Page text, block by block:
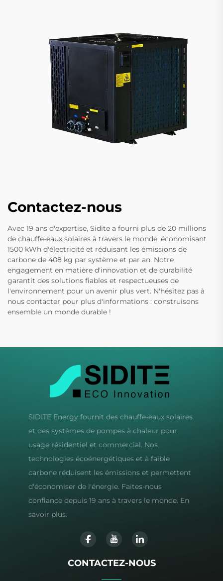
Contactez-nous
Avec 19 ans d'expertise, Sidite a fourni plus de 20 millions
de chauffe-eaux solaires à travers le monde, économisant
1500 kWh d'électricité et réduisant les émissions de
carbone de 408 kg par système et par an. Notre
engagement en matière d'innovation et de durabilité
garantit des solutions fiables et respectueuses de
l'environnement pour un avenir plus vert. N'hésitez pas à
nous contacter pour plus d'informations : construisons
ensemble un monde durable !
SIDITE Energy fournit des chauffe-eaux solaires
et des systèmes de pompes à chaleur pour
usage résidentiel et commercial. Nos
technologies écoénergétiques et à faible
carbone réduisent les émissions et permettent
d'économiser de l'énergie. Faites-nous
confiance depuis 19 ans à travers le monde. En
savoir plus.
CONTACTEZ-NOUS